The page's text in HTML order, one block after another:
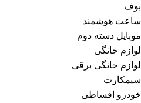
بوف
ساعت هوشمند
موبایل دسته دوم
لوازم خانگی
لوازم خانگی برقی
سیمکارت
خودرو اقساطی